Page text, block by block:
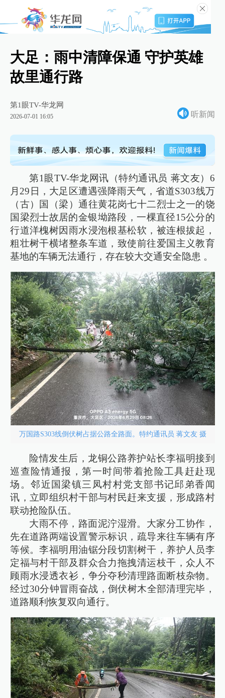
大足：雨中清障保通 守护英雄
故里通行路
第1眼TV-华龙网
2026-07-01 16:05 听新闻
第1眼TV-华龙网讯（特约通讯员 蒋文友）6
月29日，大足区遭遇强降雨天气，省道S303线万
（古）国（梁）通往黄花岗七十二烈士之一的饶
国梁烈士故居的金银坳路段，一棵直径15公分的
行道洋槐树因雨水浸泡根基松软，被连根拔起，
粗壮树干横堵整条车道，致使前往爱国主义教育
基地的车辆无法通行，存在较大交通安全隐患 。
万国路S303线倒伏树占据公路全路面。特约通讯员 蒋文友 摄
险情发生后，龙铜公路养护站长李福明接到
巡查险情通报，第一时间带着抢险工具赶赴现
场。邻近国梁镇三凤村村党支部书记邱弟香闻
讯，立即组织村干部与村民赶来支援，形成路村
联动抢险队伍。
大雨不停，路面泥泞湿滑。大家分工协作，
先在道路两端设置警示标识，疏导来往车辆有序
等候。李福明用油锯分段切割树干，养护人员李
定福与村干部及群众合力拖拽清运枝干，众人不
顾雨水浸透衣衫，争分夺秒清理路面断枝杂物。
经过30分钟冒雨奋战，倒伏树木全部清理完毕，
道路顺利恢复双向通行。